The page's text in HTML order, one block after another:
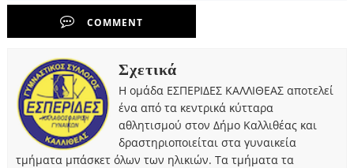
COMMENT
Σχετικά
Η ομάδα ΕΣΠΕΡΙΔΕΣ ΚΑΛΛΙΘΕΑΣ αποτελεί
ένα από τα κεντρικά κύτταρα
αθλητισμού στον Δήμο Καλλιθέας και
δραστηριοποιείται στα γυναικεία
τμήματα μπάσκετ όλων των ηλικιών. Τα τμήματα τα